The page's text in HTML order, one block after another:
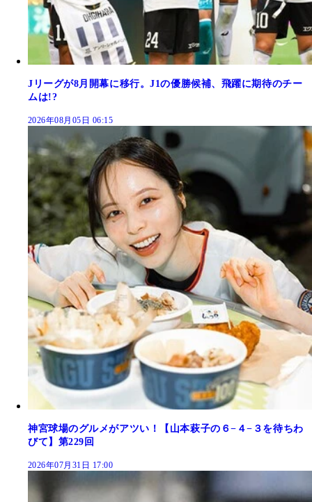
Jリーグが8月開幕に移行。J1の優勝候補、飛躍に期待のチー
ムは!?
2026年08月05日 06:15
神宮球場のグルメがアツい！【山本萩子の６−４−３を待ちわ
びて】第229回
2026年07月31日 17:00